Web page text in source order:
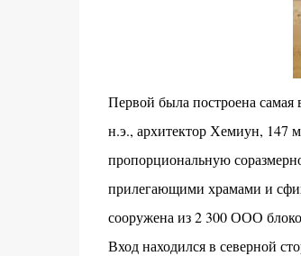
Первой была построена
н.э., архитектор Хемиун, 147
пропорциональную
прилегающими храмами и
сооружена из 2 300 ООО
Вход находился в северной